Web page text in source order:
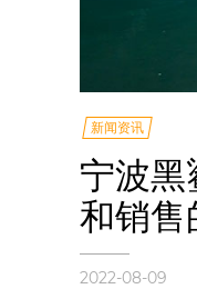
新闻资讯
宁波黑
和销售
2022-08-09